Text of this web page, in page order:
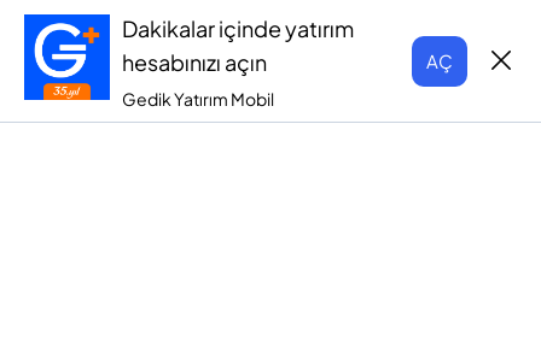
Dakikalar içinde yatırım
hesabınızı açın
Gedik Yatırım Mobil
AÇ